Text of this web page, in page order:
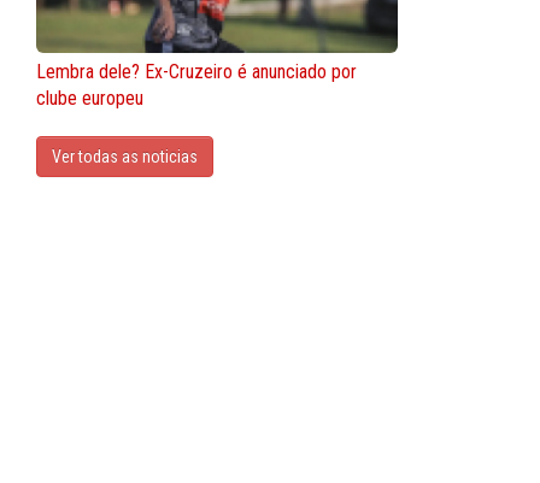
Lembra dele? Ex-Cruzeiro é anunciado por
clube europeu
Ver todas as noticias